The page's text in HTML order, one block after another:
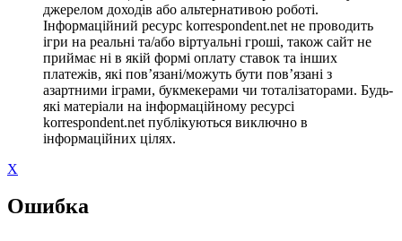
джерелом доходів або альтернативою роботі.
Інформаційний ресурс korrespondent.net не проводить
ігри на реальні та/або віртуальні гроші, також сайт не
приймає ні в якій формі оплату ставок та інших
платежів, які пов’язані/можуть бути пов’язані з
азартними іграми, букмекерами чи тоталізаторами. Будь-
які матеріали на інформаційному ресурсі
korrespondent.net публікуються виключно в
інформаційних цілях.
X
Ошибка